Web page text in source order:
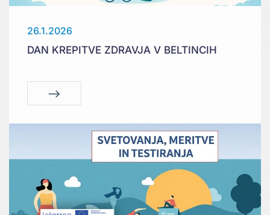
26.1.2026
DAN KREPITVE ZDRAVJA V BELTINCIH